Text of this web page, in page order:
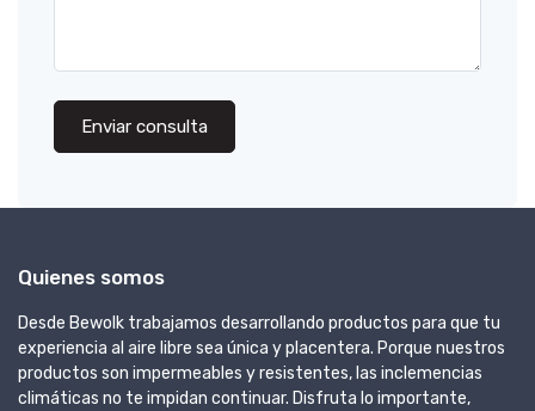
Enviar consulta
Quienes somos
Desde Bewolk trabajamos desarrollando productos para que tu
experiencia al aire libre sea única y placentera. Porque nuestros
productos son impermeables y resistentes, las inclemencias
climáticas no te impidan continuar. Disfruta lo importante,